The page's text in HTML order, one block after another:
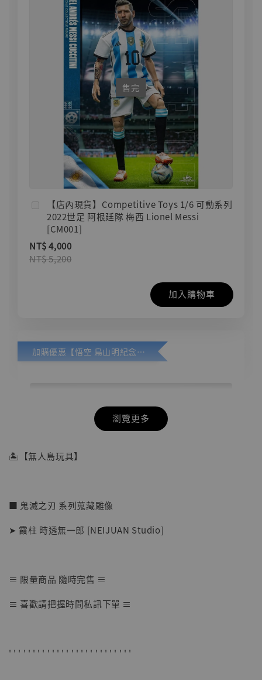
售完
【店內現貨】Competitive Toys 1/6 可動系列
2022世足 阿根廷隊 梅西 Lionel Messi
[CM001]
NT$ 4,000
NT$ 5,200
加入購物車
加購優惠【悟空 鳥山明紀念款 [奇蹟工作室]】
【店內現貨】七龍珠 系列蒐藏雕像 悟空 鳥山
NT$ 5,580
瀏覽更多
🏝【無人島玩具】
■ 鬼滅之刃 系列蒐藏雕像
➤ 霞柱 時透無一郎 [NEIJUAN Studio]
≡ 限量商品 隨時完售 ≡
≡ 喜歡請把握時間私訊下單 ≡
' ' ' ' ' ' ' ' ' ' ' ' ' ' ' ' ' ' ' ' ' ' ' ' ' '